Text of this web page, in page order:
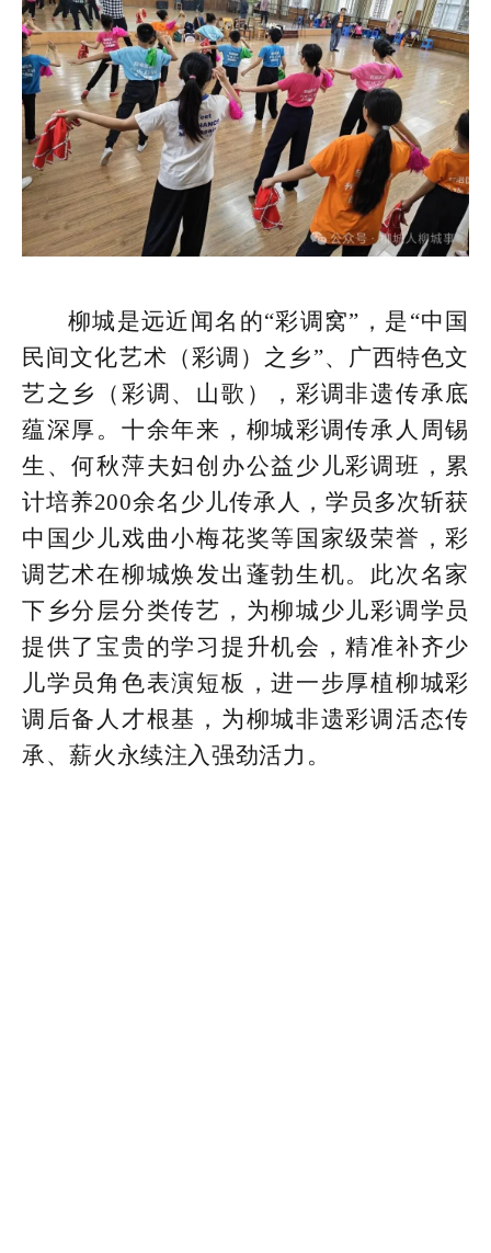
柳城是远近闻名的“彩调窝”，是“中国
民间文化艺术（彩调）之乡”、广西特色文
艺之乡（彩调、山歌），彩调非遗传承底
蕴深厚。十余年来，柳城彩调传承人周锡
生、何秋萍夫妇创办公益少儿彩调班，累
计培养200余名少儿传承人，学员多次斩获
中国少儿戏曲小梅花奖等国家级荣誉，彩
调艺术在柳城焕发出蓬勃生机。此次名家
下乡分层分类传艺，为柳城少儿彩调学员
提供了宝贵的学习提升机会，精准补齐少
儿学员角色表演短板，进一步厚植柳城彩
调后备人才根基，为柳城非遗彩调活态传
承、薪火永续注入强劲活力。